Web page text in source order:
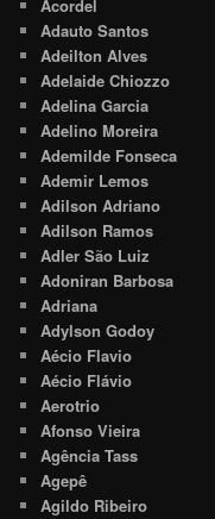
Acordel
Adauto Santos
Adeilton Alves
Adelaide Chiozzo
Adelina Garcia
Adelino Moreira
Ademilde Fonseca
Ademir Lemos
Adilson Adriano
Adilson Ramos
Adler São Luiz
Adoniran Barbosa
Adriana
Adylson Godoy
Aécio Flavio
Aécio Flávio
Aerotrio
Afonso Vieira
Agência Tass
Agepê
Agildo Ribeiro